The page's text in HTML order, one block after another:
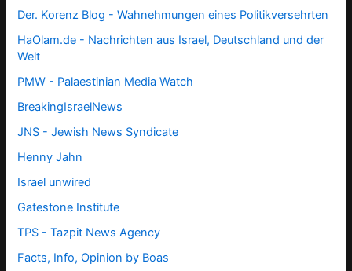
Der. Korenz Blog - Wahnehmungen eines Politikversehrten
HaOlam.de - Nachrichten aus Israel, Deutschland und der
Welt
PMW - Palaestinian Media Watch
BreakingIsraelNews
JNS - Jewish News Syndicate
Henny Jahn
Israel unwired
Gatestone Institute
TPS -Tazpit News Agency
Facts, Info, Opinion by Boas